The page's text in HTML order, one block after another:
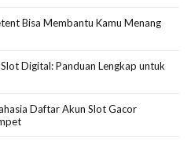
Bisa Membantu Kamu Menang
Digital: Panduan Lengkap untuk
Daftar Akun Slot Gacor